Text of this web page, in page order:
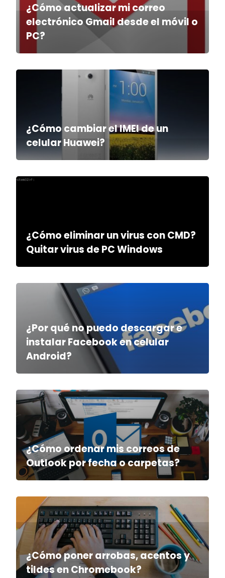
¿Cómo actualizar mi correo
electrónico Gmail desde el móvil o
PC?
¿Cómo cambiar el IMEI de un
celular Huawei?
¿Cómo eliminar un virus con CMD?
Quitar virus de PC Windows
¿Por qué no puedo descargar e
instalar Facebook en celular
Android?
¿Cómo ordenar mis correos de
Outlook por fecha o carpetas?
¿Cómo poner arrobas, acentos y
tildes en Chromebook?